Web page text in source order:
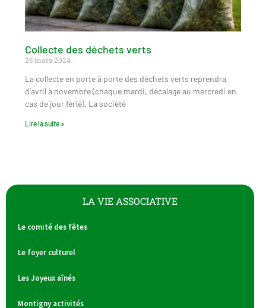
Collecte des déchets verts
25 mars 2024
La collecte en porte à porte des déchets verts reprendra
d’avril à novembre (chaque mardi, décalage au mercredi en
cas de jour férié). La société
Lire la suite »
LA VIE ASSOCIATIVE
Le comité des fêtes
Le foyer culturel
Les Joyeux aînés
Montigny activités